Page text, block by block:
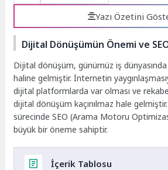
Yazı Özetini
Dijital Dönüşümün Önemi ve
Dijital dönüşüm, günümüz iş
haline gelmiştir. İnternetin
dijital platformlarda var olması ve
dijital dönüşüm kaçınılmaz hale
sürecinde SEO (Arama Motoru
büyük bir öneme sahiptir.
İçerik Tablosu